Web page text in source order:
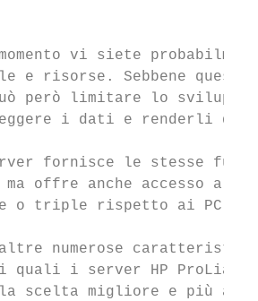
vi siete
e risorse. Sebbene
però limitare lo
i dati e renderli
fornisce le stesse
offre anche accesso a
o triple rispetto ai PC
numerose
quali i server HP
la scelta migliore e più